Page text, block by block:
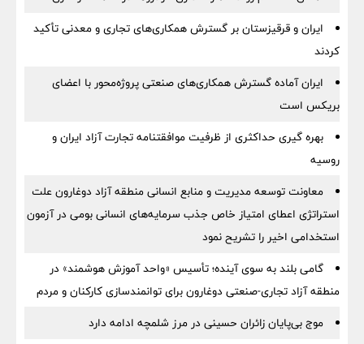
ایران و قرقیزستان بر گسترش همکاری‌های تجاری و معدنی تأکید
کردند
ایران آماده گسترش همکاری‌های صنعتی پروژه‌محور با اعضای
بریکس است
بهره گیری حداکثری از ظرفیت موافقتنامه تجارت آزاد ایران و
روسیه
معاونت توسعه مدیریت و منابع انسانی منطقه آزاد دوغارون علت
استراتژی اعطای امتیاز خاص جذب سرمایه‌های انسانی بومی در آزمون
استخدامی اخیر را تشریح نمود
گامی بلند به سوی آینده؛ تأسیس «واحد آموزش هوشمند» در
منطقه آزاد تجاری-صنعتی دوغارون برای توانمندسازی کارکنان و مردم
موج بی‌پایان زائران حسینی در مرز شلمچه ادامه دارد